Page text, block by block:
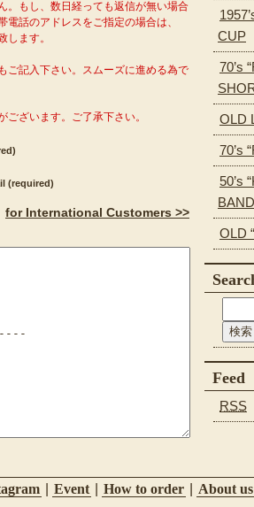
。もし、数日経っても返信が無い場合
話のアドレスをご指定の場合は、
します。
ご記入下さい。スムーズに進める為で
ございます。ご了承下さい。
(required)
for International Customers >>
CUP
70’s
OLD
70’s
50’s
OLD
Feed
RSS
Event How to order About us